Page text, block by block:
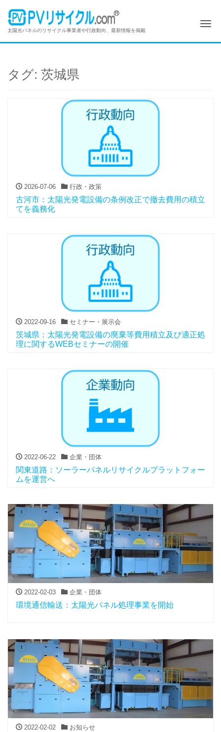
太陽光パネルのリサイクル事業者や行政動向、最新情報を掲載
タグ: 茨城県
2026-07-06 行政・政策
古河市：太陽光発電設備の条例改正で撤去費用の積立
てを義務化
2022-09-16 セミナー・展示会
茨城県：太陽光発電設備の廃棄等費用積立及び適正処
理に関するWEBセミナーの開催
2022-06-22 企業・団体
関東道路：ソーラーパネルリサイクルプラットフォー
ムを運営へ
2022-02-03 企業・団体
環境通信輸送：太陽光パネル処理事業を開始
2022-02-02 お知らせ